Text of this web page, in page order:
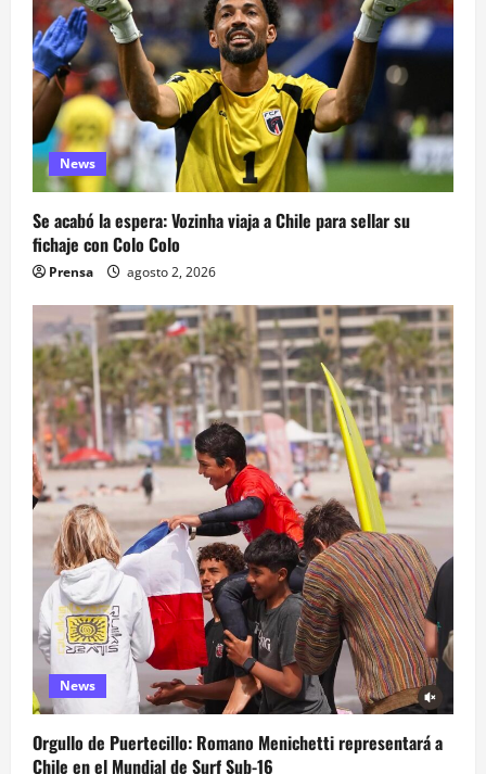
News
Se acabó la espera: Vozinha viaja a Chile para sellar su
fichaje con Colo Colo
Prensa agosto 2, 2026
News
Orgullo de Puertecillo: Romano Menichetti representará a
Chile en el Mundial de Surf Sub-16